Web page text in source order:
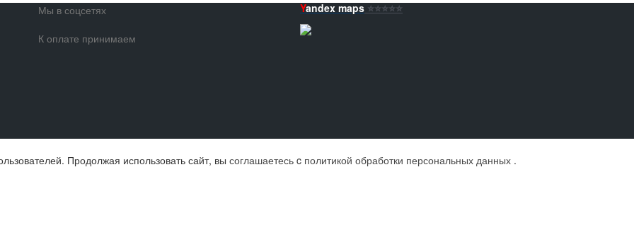
Мы в соцсетях
К оплате принимаем
Yandex maps ⭐️⭐️⭐️⭐️⭐️
Продолжая использовать сайт, вы соглашаетесь c политикой обработки персональных данных .